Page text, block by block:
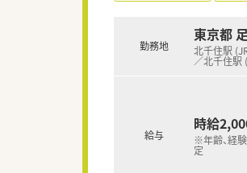
勤務地
東京都
北千住駅
／北千住駅
給与
時給
※年齢、経
定